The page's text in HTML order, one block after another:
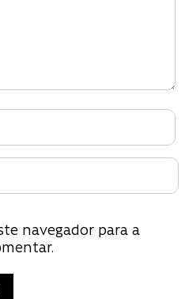
navegador para a